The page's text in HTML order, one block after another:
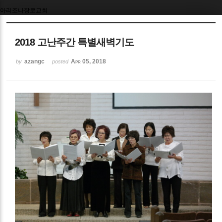
아리조나장로교회
2018 고난주간 특별새벽기도
by azangc posted Apr 05, 2018
Sketchbook5, 스케치북5
Sketchbook5, 스케치북5